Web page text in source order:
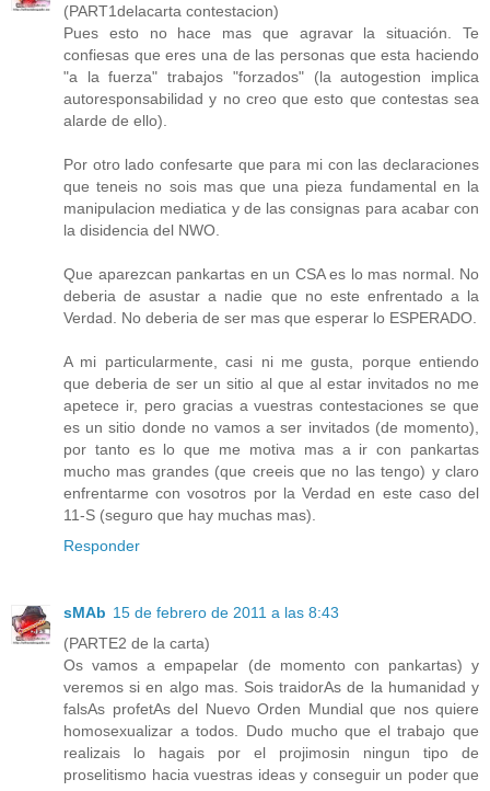
(PART1delacarta contestacion)
Pues esto no hace mas que agravar la situación. Te
confiesas que eres una de las personas que esta haciendo
"a la fuerza" trabajos "forzados" (la autogestion implica
autoresponsabilidad y no creo que esto que contestas sea
alarde de ello).
Por otro lado confesarte que para mi con las declaraciones
que teneis no sois mas que una pieza fundamental en la
manipulacion mediatica y de las consignas para acabar con
la disidencia del NWO.
Que aparezcan pankartas en un CSA es lo mas normal. No
deberia de asustar a nadie que no este enfrentado a la
Verdad. No deberia de ser mas que esperar lo ESPERADO.
A mi particularmente, casi ni me gusta, porque entiendo
que deberia de ser un sitio al que al estar invitados no me
apetece ir, pero gracias a vuestras contestaciones se que
es un sitio donde no vamos a ser invitados (de momento),
por tanto es lo que me motiva mas a ir con pankartas
mucho mas grandes (que creeis que no las tengo) y claro
enfrentarme con vosotros por la Verdad en este caso del
11-S (seguro que hay muchas mas).
Responder
sMAb 15 de febrero de 2011 a las 8:43
(PARTE2 de la carta)
Os vamos a empapelar (de momento con pankartas) y
veremos si en algo mas. Sois traidorAs de la humanidad y
falsAs profetAs del Nuevo Orden Mundial que nos quiere
homosexualizar a todos. Dudo mucho que el trabajo que
realizais lo hagais por el projimosin ningun tipo de
proselitismo hacia vuestras ideas y conseguir un poder que